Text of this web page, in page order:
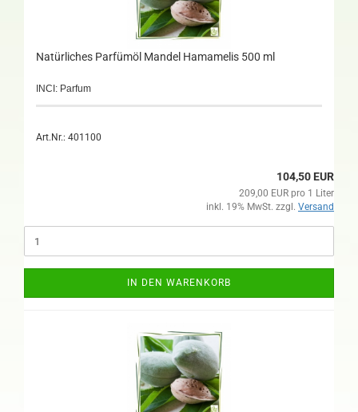
Natürliches Parfümöl Mandel Hamamelis 500 ml
INCI: Parfum
Art.Nr.: 401100
104,50 EUR
209,00 EUR pro 1 Liter
inkl. 19% MwSt. zzgl. Versand
IN DEN WARENKORB